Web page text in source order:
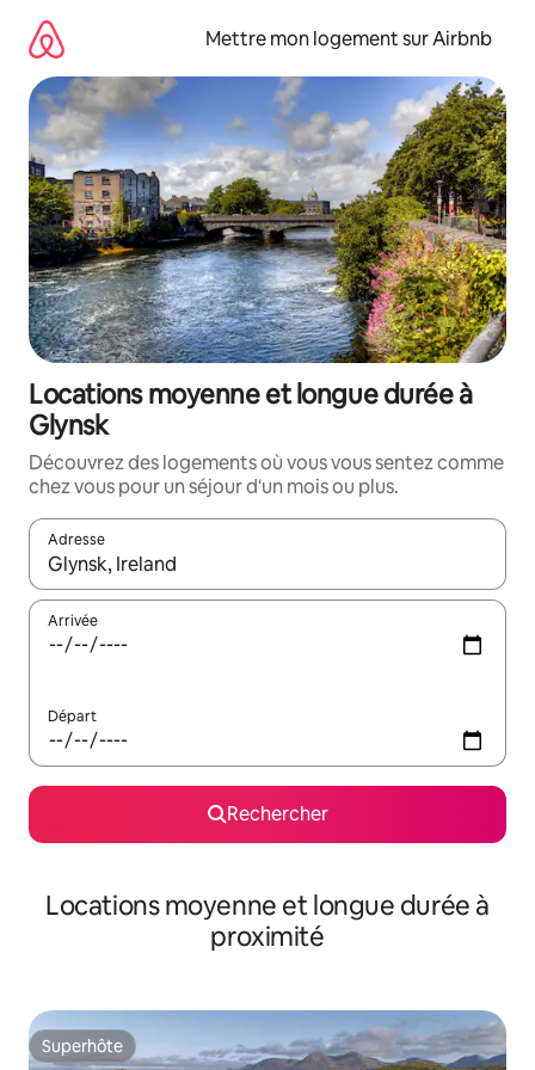
directement
contenu
Mettre mon logement sur Airbnb
Locations moyenne et longue durée à
Glynsk
Découvrez des logements où vous vous sentez comme
chez vous pour un séjour d'un mois ou plus.
Adresse
Lorsque les résultats s'affichent, utilisez les flèches vers le
Arrivée
Départ
Rechercher
Locations moyenne et longue durée à
proximité
Superhôte
Superhôte